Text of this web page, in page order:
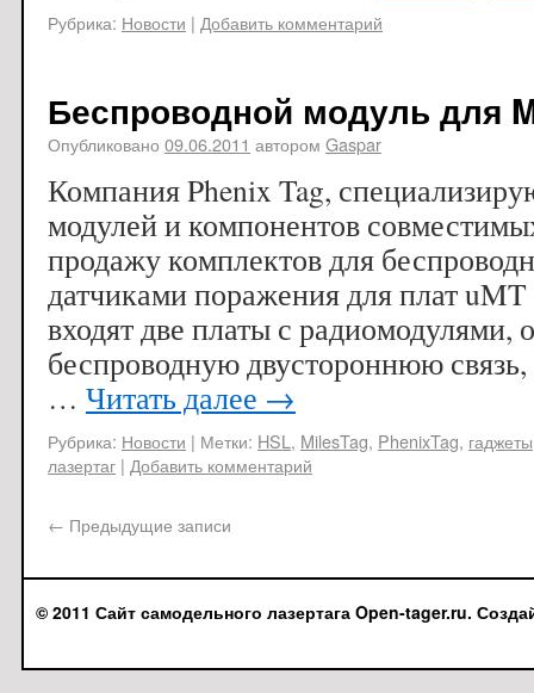
Рубрика: Новости | Добавить комментарий
Беспроводной модуль для
Опубликовано 09.06.2011 автором Gaspar
Компания Phenix Tag,
модулей и компонентов
продажу комплектов для
датчиками поражения для плат
входят две платы с
беспроводную двустороннюю
… Читать далее →
Рубрика: Новости | Метки: HSL , MilesTag, PhenixTag, гаджеты
лазертаг | Добавить комментарий
← Предыдущие записи
© 2011 Сайт самодельного лазертага Open-tager.ru.